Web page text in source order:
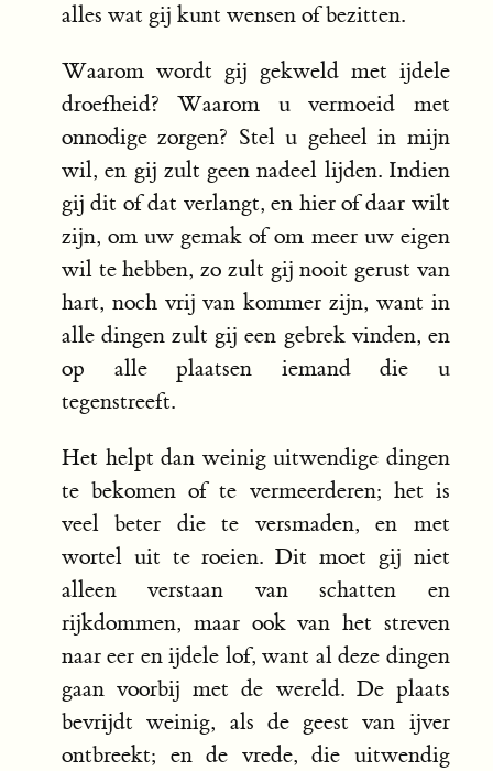
alles wat gij kunt wensen of bezitten.
Waarom wordt gij gekweld met ijdele
droefheid? Waarom u vermoeid met
onnodige zorgen? Stel u geheel in mijn
wil, en gij zult geen nadeel lijden. Indien
gij dit of dat verlangt, en hier of daar wilt
zijn, om uw gemak of om meer uw eigen
wil te hebben, zo zult gij nooit gerust van
hart, noch vrij van kommer zijn, want in
alle dingen zult gij een gebrek vinden, en
op alle plaatsen iemand die u
tegenstreeft.
Het helpt dan weinig uitwendige dingen
te bekomen of te vermeerderen; het is
veel beter die te versmaden, en met
wortel uit te roeien. Dit moet gij niet
alleen verstaan van schatten en
rijkdommen, maar ook van het streven
naar eer en ijdele lof, want al deze dingen
gaan voorbij met de wereld. De plaats
bevrijdt weinig, als de geest van ijver
ontbreekt; en de vrede, die uitwendig